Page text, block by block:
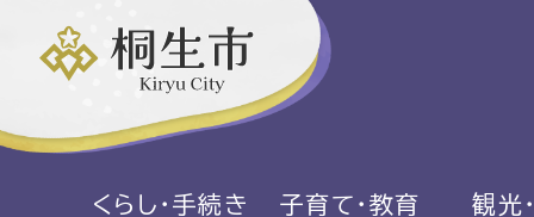
くらし・手続き 子育て・教育 観光